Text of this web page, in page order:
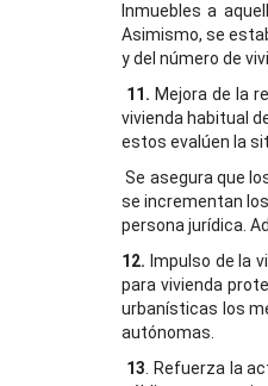
Inmuebles a
Asimismo, se
y del número de
11. Mejora de la
vivienda habitual
estos evalúen la
Se asegura que
se incrementan
persona jurídica.
12. Impulso de la
para vivienda
urbanísticas los
autónomas.
13 . Refuerza la